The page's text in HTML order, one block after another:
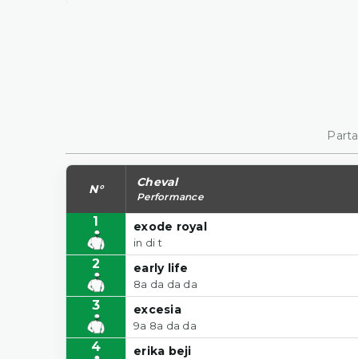
N° Cheval
Performance
1 exode royal
in di t
2 early life
8a da da da
3 excesia
9a 8a da da
4 erika beji